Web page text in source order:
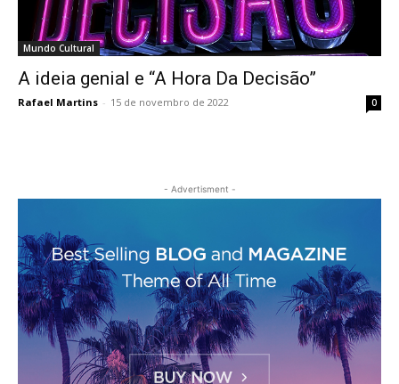
Mundo Cultural
A ideia genial e “A Hora Da Decisão”
Rafael Martins - 15 de novembro de 2022 0
- Advertisment -